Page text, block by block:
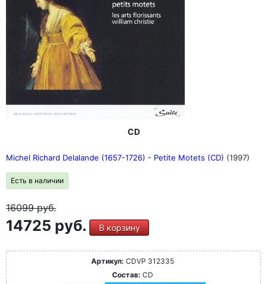
CD
Michel Richard Delalande (1657-1726) - Petite Motets (CD) (1997)
Есть в наличии
16099руб.
14725 руб. В корзину
Артикул: CDVP 312335
Состав: CD